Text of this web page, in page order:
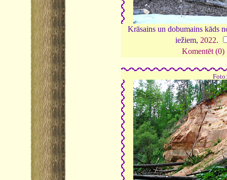
Krāsains un dobumains kāds
iežiem, 2022.
Komentēt (0)